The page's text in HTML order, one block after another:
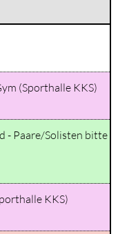
(Sporthalle KKS)
- Paare/Solisten bitte
KKS)